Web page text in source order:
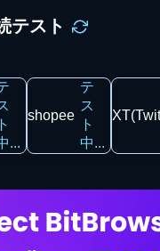
テスト
ト
...
shopee
テ
ス
ト
中...